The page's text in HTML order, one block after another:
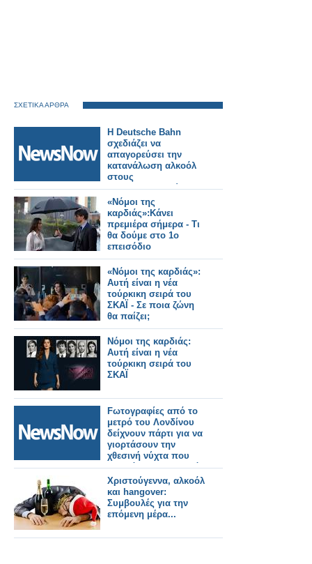
ΣΧΕΤΙΚΑ ΑΡΘΡΑ
Η Deutsche Bahn
σχεδιάζει να
απαγορεύσει την
κατανάλωση αλκοόλ
στους
σιδηροδρομικούς
σταθμούς στη
Γερμανία.
«Νόμοι της
καρδιάς»:Kάνει
πρεμιέρα σήμερα - Τι
θα δούμε στο 1ο
επεισόδιο
«Νόμοι της καρδιάς»:
Αυτή είναι η νέα
τούρκικη σειρά του
ΣΚΑΪ - Σε ποια ζώνη
θα παίζει;
Νόμοι της καρδιάς:
Αυτή είναι η νέα
τούρκικη σειρά του
ΣΚΑΪ
Fωτογραφίες από το
μετρό του Λονδίνου
δείχνουν πάρτι για να
γιορτάσουν την
χθεσινή νύχτα που
επιτράπηκε το αλκοόλ
στο μετρό
Χριστούγεννα, αλκοόλ
και hangover:
Συμβουλές για την
επόμενη μέρα...